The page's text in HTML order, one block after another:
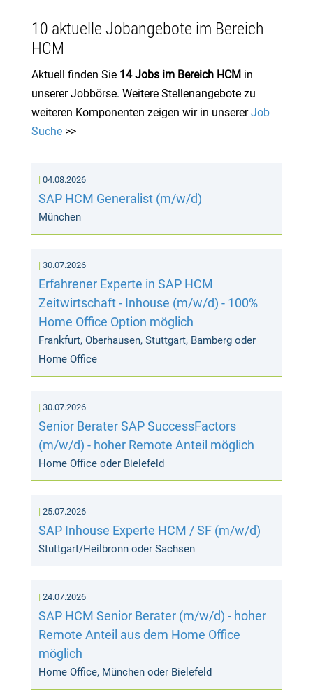
10 aktuelle Jobangebote im Bereich
HCM
Aktuell finden Sie 14 Jobs im Bereich HCM in
unserer Jobbörse. Weitere Stellenangebote zu
weiteren Komponenten zeigen wir in unsererJob
Suche>>
04.08.2026
SAP HCM Generalist (m/w/d)
München
30.07.2026
Erfahrener Experte in SAP HCM
Zeitwirtschaft - Inhouse (m/w/d) - 100%
Home Office Option möglich
Frankfurt, Oberhausen, Stuttgart, Bamberg oder
Home Office
30.07.2026
Senior Berater SAP SuccessFactors
(m/w/d) - hoher Remote Anteil möglich
Home Office oder Bielefeld
25.07.2026
SAP Inhouse Experte HCM / SF (m/w/d)
Stuttgart/Heilbronn oder Sachsen
24.07.2026
SAP HCM Senior Berater (m/w/d) - hoher
Remote Anteil aus dem Home Office
möglich
Home Office, München oder Bielefeld